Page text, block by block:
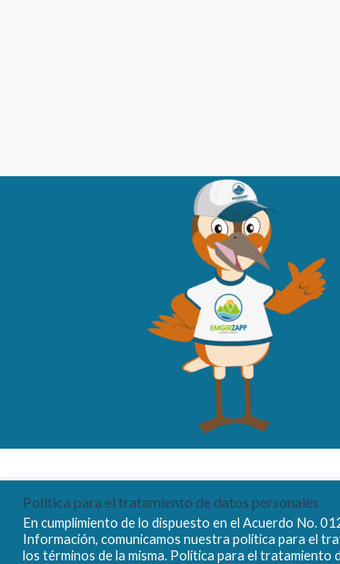
Política para el tratamiento de datos personales
En cumplimiento de lo dispuesto en el Acuerdo No.
Información, comunicamos nuestra política para el
los términos de la misma. Política para el tratamiento